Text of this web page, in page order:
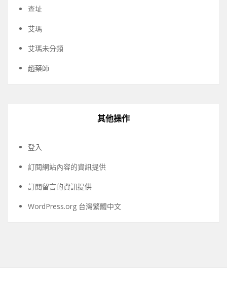
查址
艾瑪
艾瑪未分類
趙藥師
其他操作
登入
訂閱網站內容的資訊提供
訂閱留言的資訊提供
WordPress.org 台灣繁體中文